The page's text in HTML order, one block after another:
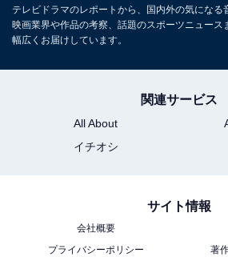
テレビドラマのレポートから、国内外の気になる
映画業界や作品の考察、話題のスポーツニュース
幅広くお届けしています。
関連サービス
All About
イチオシ
サイト情報
会社概要
プライバシーポリシー
著